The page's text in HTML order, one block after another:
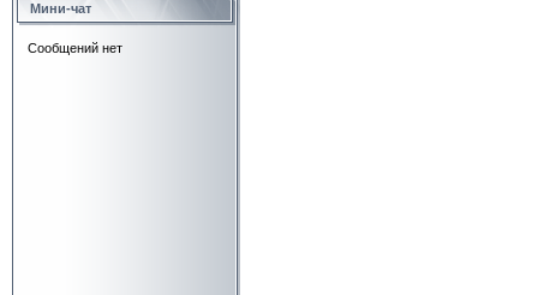
Мини-чат